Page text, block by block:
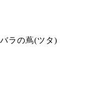
バラの蔦(ツタ)